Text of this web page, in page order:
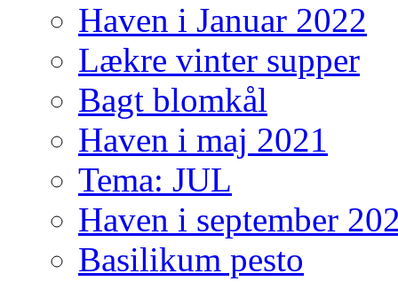
Haven i Januar 2022
Lækre vinter supper
Bagt blomkål
Haven i maj 2021
Tema: JUL
Haven i september
Basilikum pesto